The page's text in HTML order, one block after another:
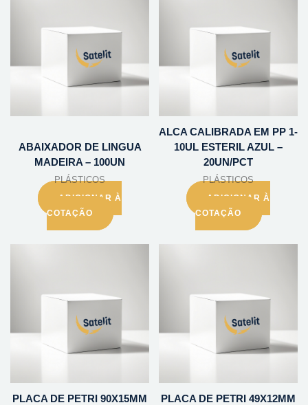
ABAIXADOR DE LINGUA
MADEIRA – 100UN
PLÁSTICOS
ADICIONAR À
COTAÇÃO
ALCA CALIBRADA EM PP 1-
10UL ESTERIL AZUL –
20UN/PCT
PLÁSTICOS
ADICIONAR À
COTAÇÃO
PLACA DE PETRI 90X15MM
PLACA DE PETRI 49X12MM